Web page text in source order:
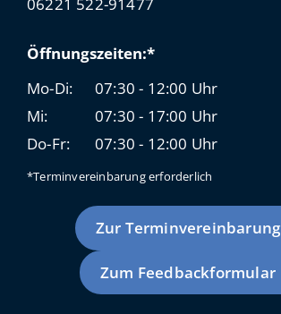
06221 522-91477
Öffnungszeiten:*
Mo-Di:
07:30 - 12:00 Uhr
Mi:
07:30 - 17:00 Uhr
Do-Fr:
07:30 - 12:00 Uhr
*Terminvereinbarung erforderlich
Zur Terminvereinbarung
Zum Feedbackformular